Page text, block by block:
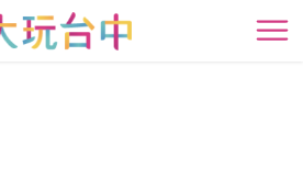
開